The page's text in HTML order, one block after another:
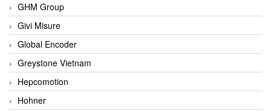
GHM Group
Givi Misure
Global Encoder
Greystone Vietnam
Hepcomotion
Hohner